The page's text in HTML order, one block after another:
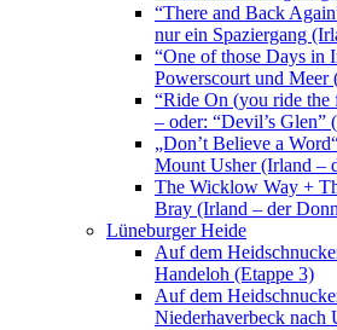
“There and Back
nur ein Spaziergang
“One of those Days in
Powerscourt und
“Ride On (you ride the
– oder: “Devil’s Glen”
„Don’t Believe a
Mount Usher (Irland –
The Wicklow Way +
Bray (Irland – der
Lüneburger Heide
Auf dem
Handeloh (Etappe 3)
Auf dem
Niederhaverbeck nach